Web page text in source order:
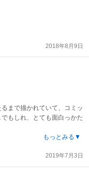
2018年8月9日
まで描かれていて、コミッ
もしれ、とても面白っかた
もっとみる▼
2019年7月3日